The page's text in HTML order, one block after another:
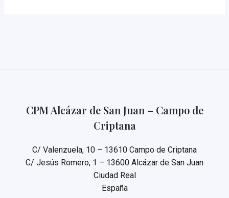
CPM Alcázar de San Juan – Campo de
Criptana
C/ Valenzuela, 10 – 13610 Campo de Criptana
C/ Jesús Romero, 1 – 13600 Alcázar de San Juan
Ciudad Real
España